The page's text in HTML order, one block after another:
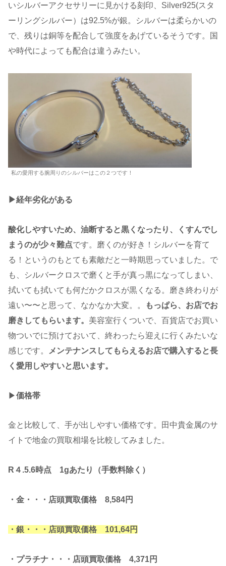
いシルバーアクセサリーに見かける刻印、Silver925(スタ
ーリングシルバー）は92.5%が銀。シルバーは柔らかいの
で、残りは銅等を配合して強度をあげているそうです。国
や時代によっても配合は違うみたい。
私の愛用する腕周りのシルバーはこの２つです！
▶︎経年劣化がある
酸化しやすいため、油断すると黒くなったり、くすんでし
まうのが少々難点です。磨くのが好き！シルバーを育て
る！というのもとても素敵だと一時期思っていました。で
も、シルバークロスで磨くと手が真っ黒になってしまい、
拭いても拭いても何だかクロスが黒くなる。磨き終わりが
遠い〜〜と思って、なかなか大変。。
もっぱら、お店でお
磨きしてもらいます。 美容室行くついで、百貨店でお買い
物ついでに預けておいて、終わったら迎えに行くみたいな
感じです。
メンテナンスしてもらえるお店で購入すると長
く愛用しやすいと思います。
▶︎価格帯
金と比較して、手が出しやすい価格です。田中貴金属のサ
イトで地金の買取相場を比較してみました。
R４.5.6時点 1gあたり（手数料除く）
・金・・・店頭買取価格 8,584円
・銀・・・店頭買取価格 101,64円
・プラチナ・・・店頭買取価格 4,371円